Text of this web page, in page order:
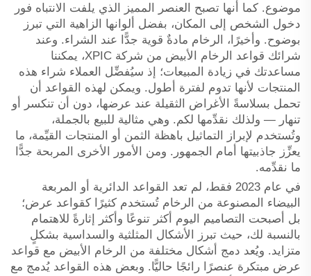
موضوع. كما أنها تصبح العنصر المميز الذي يلفت الانتباه فور
دخول الشخص إلى المكان، بفضل ألوانها الزاهية التي تبرز
بوضوح. وأخيرًا، الرخام مادةٌ قوية جدًّا عند الشراء. وعند
شرائك قواعد الرخام الأبيض من شركة XPIC، يمكننا
مساعدتك في زيادة المبيعات؛ إذ سيُفضِّل العملاء شراء هذه
المنتجات لأنها تدوم لفترة أطول. ويمكن لهذه القواعد أن
تحمل بسلاسةً الأغراض الثقيلة عند عرضها، دون أن تنكسر أو
تنهار — ولذلك نقدِّمها لكم. وهي مثالية للبيع بالجملة،
وتُستخدم لإبراز التماثيل باهظة الثمن أو المنتجات القيِّمة، ما
يعزِّز جاذبيتها أمام الجمهور. ومن الأمور الأخرى المربحة جدًّا
ما نقدِّمه.
في عام 2023 فقط، لم تعد القواعد الدائرية أو المربعة
البيضاء المصنوعة من الرخام تُستخدم كثيرًا كقواعد عرض؛
بل أصبحت التصاميم اليوم أكثر تنوعًا وأكثر إثارةً للاهتمام
بالنسبة لك، حيث تبرز الأشكال المثلثية والسداسية بشكلٍ
متزايد. ويُعد دمج أشكال مختلفة من الرخام الأبيض مع قواعد
عرض مبتكرة عنصرًا رائجًا حاليًّا. وبعض هذه القواعد يُدمج مع